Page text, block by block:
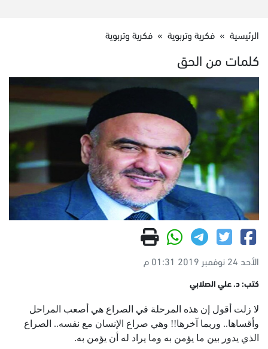
الرئيسية » فكرية وتربوية » فكرية وتربوية
كلمات من الحق
الأحد 24 نوفمبر 2019 01:31 م
كتب: د. علي الصلابي
لا زلت أقول إن هذه المرحلة في الصراع هي أصعب المراحل
وأقساها.. وربما آخرها!! وهي صراع الإنسان مع نفسه.. الصراع
الذي يدور بين ما يؤمن به وما يراد له أن يؤمن به.